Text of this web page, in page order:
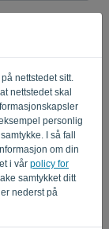
nettstedet sitt.
nettstedet skal
personlig
I så fall
om din
i vår policy for
samtykket ditt
nederst på